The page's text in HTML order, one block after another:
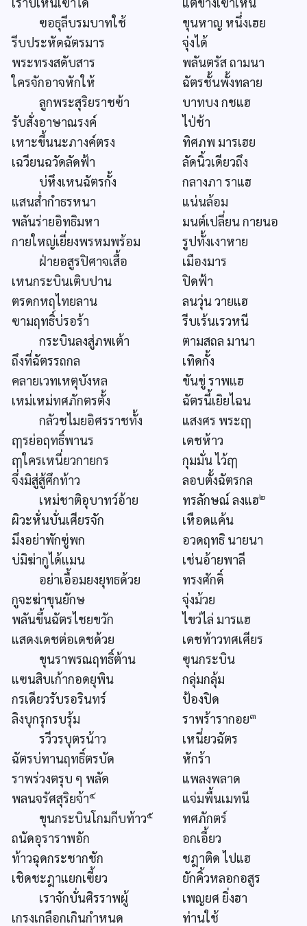
ฃอธุลีบรมบาทใช้
ขุนหาญ หนึ่งเฮย
รีบประหัดฉัตรมาร
จุ่งได้
พระทรงสดับสาร
พลันตรัส ถามนา
ใครจักอาจหักให้
ฉัตรชั้นพั้งทลาย
ลูกพระสุริยราชฃ้า
บาทบง กชแฮ
รับสั่งอาษาณรงค์
ไป่ช้า
เหาะขึ้นนะภางค์ตรง
ทิศภพ มารเฮย
เฉวียนฉวัดลัดฟ้า
ลัดนิ้วเดียวถึง
บ่หึงเหนฉัตรกั้ง
กลางภา ราแฮ
แสนส่ำกำธรหนา
แน่นล้อม
พลันร่ายอิทธิมหา
มนต์เปลี่ยน กายนอ
กายใหญ่เยี่ยงพรหมพร้อม
รูปทั้งเงาหาย
ฝ่ายอสูรปิศาจเสื้อ
เมืองมาร
เหนกระบินเติบปาน
ปิดฟ้า
ตรดกหฤไทยลาน
ลนวุ่น วายแฮ
ฃามฤทธิ์บ่รอร้า
รีบเร้นเรวหนี
กระบินลงสู่ภพเต้า
ตามสถล มานา
ถึงที่ฉัตรรถกล
เทิดกั้ง
คลายเวทเหตุบังหล
ขันขู่ ราพแฮ
เหม่เหม่ทศภักตรตั้ง
ฉัตรนี้เยิยไฉน
กลัวชไมยอิศรราชทั้ง
แสงศร พระฤๅ
ฤๅรย่อฤทธิ์พานร
เดชห้าว
ฤๅใครเหนี่ยวกายกร
กุมมั่น ไว้ฤๅ
จึ่งมิสู่สู้ศึกท้าว
ลอบตั้งฉัตรกล
เหม่ชาติอุบาทว์อ้าย
ทรลักษณ์ ลงแฮ๒
ผิวะหั่นบั่นเศียรจัก
เหือดแค้น
มึงอย่าพักฃู่พก
อวดฤทธิ นายนา
บ่มิฆ่ากูได้แมน
เช่นอ้ายพาลี
อย่าเอื้อมยงยุทธด้วย
ทรงศักดิ์
กูจะฆ่าขุนยักษ
จุ่งม้วย
พลันขึ้นฉัตรไชยขวัก
ไขว่ไล่ มารแฮ
แสดงเดชต่อเดชด้วย
เดชท้าวทศเศียร
ขุนราพรณฤทธิ์ต้าน
ฃุนกระบิน
แฃนสิบเก้ากอดยุพิน
กลุ่มกลุ้ม
กรเดียวรับรอรินทร์
ป้องปิด
ลิงบุกรุกรบรุ้ม
ราพร้ารากอย๓
รวีวรบุตรน้าว
เหนี่ยวฉัตร
ฉัตรบ่ทานฤทธิ์ตรบัด
หักร้า
ราพร่วงตรุบ ๆ พลัด
แพลงพลาด
พลนจรัศสุริยจ้า๔
แจ่มพื้นเมทนี
ขุนกระบินโกมกีบท้าว๕
ทศภักตร์
ถนัดอุราราพอัก
อกเอี้ยว
ท้าวฉุดกระชากชัก
ชฎาติด ไปแฮ
เชิดชะฎาแยกเฃี้ยว
ยักคิ้วหลอกอสูร
เราจักบั่นศิรราพผู้
เพญยศ ยิ่งฮา
เกรงเกลือกเกินกำหนด
ท่านใช้